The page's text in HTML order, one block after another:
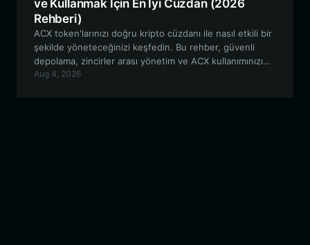
ve Kullanmak İçin En İyi Cüzdan (2026
Rehberi)
ACX token'larınızı doğru kripto cüzdanı ile nasıl etkili bir
şekilde yöneteceğinizi keşfedin. Bu rehber, güvenli
depolama, zincirler arası yönetim ve ACX kullanımınızı
en üst düzeye çıkarma konularını kapsayarak, Across
Aug 4, 2026